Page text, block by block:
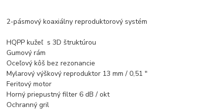
2-pásmový koaxiálny reproduktorový systém
HQPP kužeľ s 3D štruktúrou
Gumový rám
Oceľový kôš bez rezonancie
Mylarový výškový reproduktor 13 mm / 0,51 ″
Feritový motor
Horný priepustný filter 6 dB / okt
Ochranný gril